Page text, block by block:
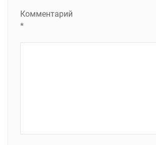
Комментарий
*